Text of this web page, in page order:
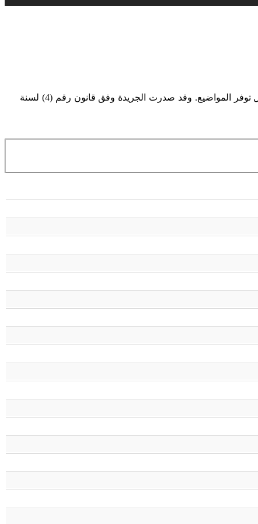
جريدة وقائع كردستان هي الجريدة الرسمية لحكومة إقليم كوردستان العراق، تصدر من قبل وزارة العدل أسبوعياً كل يوم اثنين في حال توفر المواضيع. وقد صدرت الجريدة وفق قانون رقم (4) لسنة